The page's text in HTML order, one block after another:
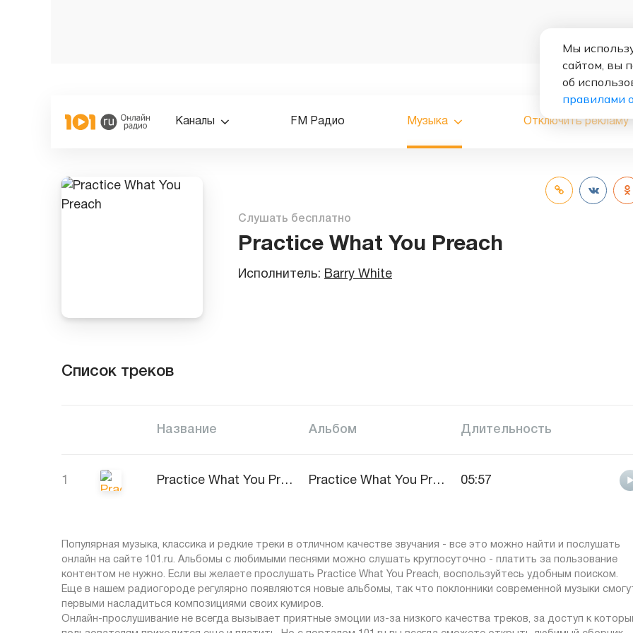
Каналы FM Радио Музыка Отключить рекламу
Слушать бесплатно
Practice What You Preach
Исполнитель: Barry White
Список треков
Название Альбом Длительность
1 Practice What You Preach Practice What You Preach 05:57
Популярная музыка, классика и редкие треки в отличном качестве звучания - все это можно найти и послушать
онлайн на сайте 101.ru. Альбомы с любимыми песнями можно слушать круглосуточно - платить за пользование
контентом не нужно. Если вы желаете прослушать Practice What You Preach, воспользуйтесь удобным поиском.
Еще в нашем радиогороде регулярно появляются новые альбомы, так что поклонники современной музыки
первыми насладиться композициями своих кумиров.
Онлайн-прослушивание не всегда вызывает приятные эмоции из-за низкого качества треков, за доступ к
Мы
сайтом, вы
об
правилами